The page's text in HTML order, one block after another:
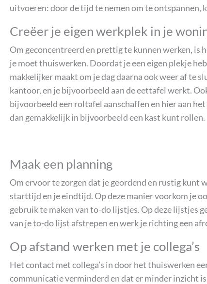
uitvoeren: door de tijd te nemen om te ontspannen,
Creëer je eigen werkplek in je
Om geconcentreerd en prettig te kunnen werken, is
je moet thuiswerken. Doordat je een eigen plekje
makkelijker maakt om je dag daarna ook weer af te
kantoor, en je bijvoorbeeld aan de eettafel werkt.
bijvoorbeeld een roltafel aanschaffen en hier aan
dan gemakkelijk in bijvoorbeeld een kast kunt rollen.
Maak een planning
Om ervoor te zorgen dat je geordend en rustig kunt
starttijd en je eindtijd. Op deze manier voorkom je
gebruik te maken van to-do lijstjes. Op deze lijstjes
van je to-do lijst afstrepen en werk je richting een
Op afstand werken met je collega’s
Het contact met collega’s in door het thuiswerken
communicatie verminderd en dat er minder inzicht